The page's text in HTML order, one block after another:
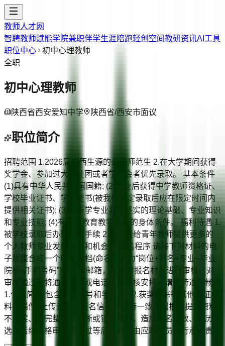
教师人才网
智聘教师赋能学院兼职伴学生涯陪跑轻创空间教研资讯AI工具
职位中心
初中心理教师
全职
初中心理教师
陕西省西安爱知中学 陕西省/西安市面议
职位简介
招聘范围 1.2026届陕西生源的公费师范生 2.在大学期间获得
奖学金、参加过大学社团或者学生会者优先录取。 基本条件
(1)具有中华人民共和国国籍; (2)毕业后获得中学教师资格证、
学校毕业证书、学位证书(被我校确定录取后应在限定时间内
提供相关证书); (3)对所学专业具有坚实的理论基础、专业知识
和专业技能; (4)有适应教育教学工作的身体条件。 福利待遇 1.
被学校录取后办理入编手续 2.学校会给青年教师提供更多的
个人教师专业发展平台和机会。 报名程序 请将下列材料的电
子版整合成一个PDF文档(命名方式为“岗位+姓名+专业+毕业
院校+手机号码”)发送至邮箱，学校对报名材料进行审核，对
审核通过者将通过邮件或电话通知考核安排，请保持通信畅通
1.个人简历(包含身份证号和学籍号); 2.获奖证书等其他佐证材
料扫描件; 上传资料与报名信息须保持一致。因报名提交资料
不真实、不完整、不清晰或错误遗漏，造成报名无效、简历初
选及后续资格审查不通过等后果的，由应聘人员自行承担责任